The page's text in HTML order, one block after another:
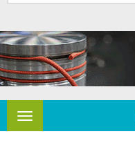
Rozwiń